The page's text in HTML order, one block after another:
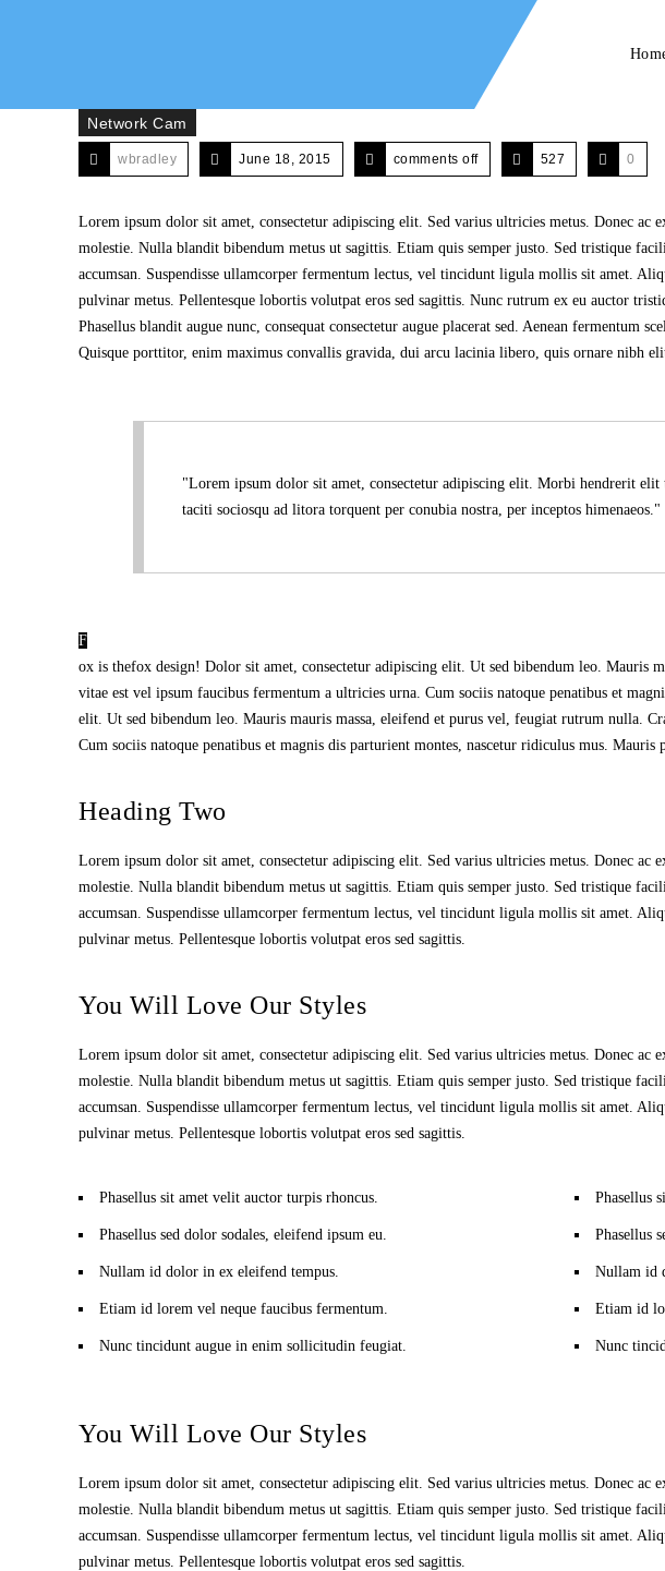
Network Cam
wbradley June 18, 2015 comments off 527 0
Lorem ipsum dolor sit amet, consectetur adipiscing elit. Sed varius ultricies metus. Donec ac
molestie. Nulla blandit bibendum metus ut sagittis. Etiam quis semper justo. Sed tristique
accumsan. Suspendisse ullamcorper fermentum lectus, vel tincidunt ligula mollis sit amet.
pulvinar metus. Pellentesque lobortis volutpat eros sed sagittis. Nunc rutrum ex eu auctor
Phasellus blandit augue nunc, consequat consectetur augue placerat sed. Aenean fermentum
Quisque porttitor, enim maximus convallis gravida, dui arcu lacinia libero, quis ornare nibh
Lorem ipsum dolor sit amet, consectetur adipiscing elit. Morbi hendrerit
taciti sociosqu ad litora torquent per conubia nostra, per inceptos himenaeos.
F
ox is thefox design! Dolor sit amet, consectetur adipiscing elit. Ut sed bibendum leo. Mauris
vitae est vel ipsum faucibus fermentum a ultricies urna. Cum sociis natoque penatibus et
elit. Ut sed bibendum leo. Mauris mauris massa, eleifend et purus vel, feugiat rutrum nulla.
Cum sociis natoque penatibus et magnis dis parturient montes, nascetur ridiculus mus. Mauris
Heading Two
Lorem ipsum dolor sit amet, consectetur adipiscing elit. Sed varius ultricies metus. Donec ac
molestie. Nulla blandit bibendum metus ut sagittis. Etiam quis semper justo. Sed tristique
accumsan. Suspendisse ullamcorper fermentum lectus, vel tincidunt ligula mollis sit amet.
pulvinar metus. Pellentesque lobortis volutpat eros sed sagittis.
You Will Love Our Styles
Lorem ipsum dolor sit amet, consectetur adipiscing elit. Sed varius ultricies metus. Donec ac
molestie. Nulla blandit bibendum metus ut sagittis. Etiam quis semper justo. Sed tristique
accumsan. Suspendisse ullamcorper fermentum lectus, vel tincidunt ligula mollis sit amet.
pulvinar metus. Pellentesque lobortis volutpat eros sed sagittis.
Phasellus sit amet velit auctor turpis rhoncus.
Phasellus sed dolor sodales, eleifend ipsum eu.
Nullam id dolor in ex eleifend tempus.
Etiam id lorem vel neque faucibus fermentum.
Nunc tincidunt augue in enim sollicitudin feugiat.
Phasellus
Phasellus
Nullam id
Etiam id
Nunc
You Will Love Our Styles
Lorem ipsum dolor sit amet, consectetur adipiscing elit. Sed varius ultricies metus. Donec ac
molestie. Nulla blandit bibendum metus ut sagittis. Etiam quis semper justo. Sed tristique
accumsan. Suspendisse ullamcorper fermentum lectus, vel tincidunt ligula mollis sit amet.
pulvinar metus. Pellentesque lobortis volutpat eros sed sagittis.